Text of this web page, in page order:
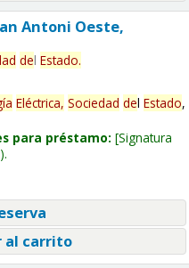
Antoni Oeste,
del Estado.
Eléctrica, Sociedad del Estado,
para préstamo: Signatura
al carrito